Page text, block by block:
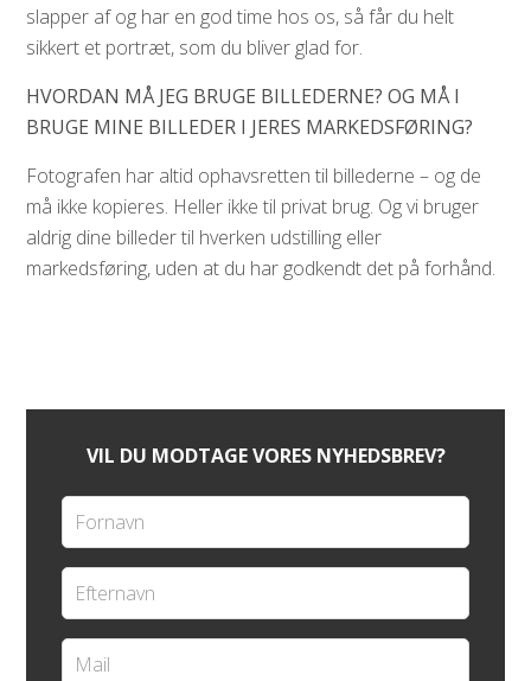
slapper af og har en god time hos os, så får du helt
sikkert et portræt, som du bliver glad for.
HVORDAN MÅ JEG BRUGE BILLEDERNE? OG MÅ I
BRUGE MINE BILLEDER I JERES MARKEDSFØRING?
Fotografen har altid ophavsretten til billederne – og de
må ikke kopieres. Heller ikke til privat brug. Og vi bruger
aldrig dine billeder til hverken udstilling eller
markedsføring, uden at du har godkendt det på forhånd.
VIL DU MODTAGE VORES NYHEDSBREV?